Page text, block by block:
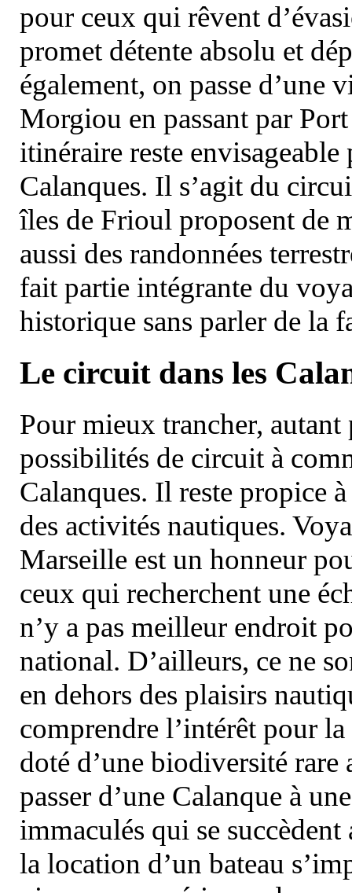
pour ceux qui rêvent
promet détente absolu et
également, on passe d’une
Morgiou en passant par
itinéraire reste
Calanques. Il s’agit du
îles de Frioul proposent de
aussi des randonnées
fait partie intégrante du
historique sans parler de la
Le circuit dans les
Pour mieux trancher, autant
possibilités de circuit à
Calanques. Il reste propice
des activités nautiques.
Marseille est un honneur
ceux qui recherchent une
n’y a pas meilleur endroit
national. D’ailleurs, ce ne
en dehors des plaisirs
comprendre l’intérêt pour
doté d’une biodiversité
passer d’une Calanque à
immaculés qui se
la location d’un bateau